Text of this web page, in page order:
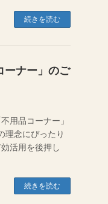
続きを読む
ーナー」のご
用品コーナー」
念にぴったり
活用を後押し
続きを読む